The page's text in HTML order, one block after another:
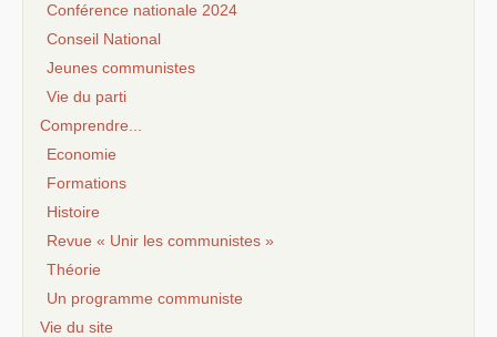
Conférence nationale 2024
Conseil National
Jeunes communistes
Vie du parti
Comprendre...
Economie
Formations
Histoire
Revue « Unir les communistes »
Théorie
Un programme communiste
Vie du site